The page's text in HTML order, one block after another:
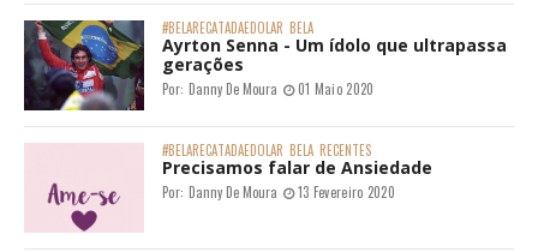
#BELARECATADAEDOLAR BELA
Ayrton Senna - Um ídolo que ultrapassa
gerações
Por: Danny De Moura 01 Maio 2020
#BELARECATADAEDOLAR BELA RECENTES
Precisamos falar de Ansiedade
Por: Danny De Moura 13 Fevereiro 2020